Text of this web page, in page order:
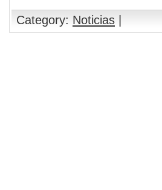
Category: Noticias